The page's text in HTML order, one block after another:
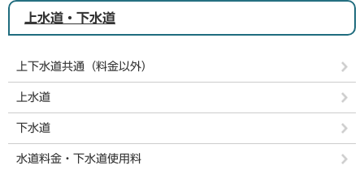
上水道・下水道
上下水道共通（料金以外）
上水道
下水道
水道料金・下水道使用料